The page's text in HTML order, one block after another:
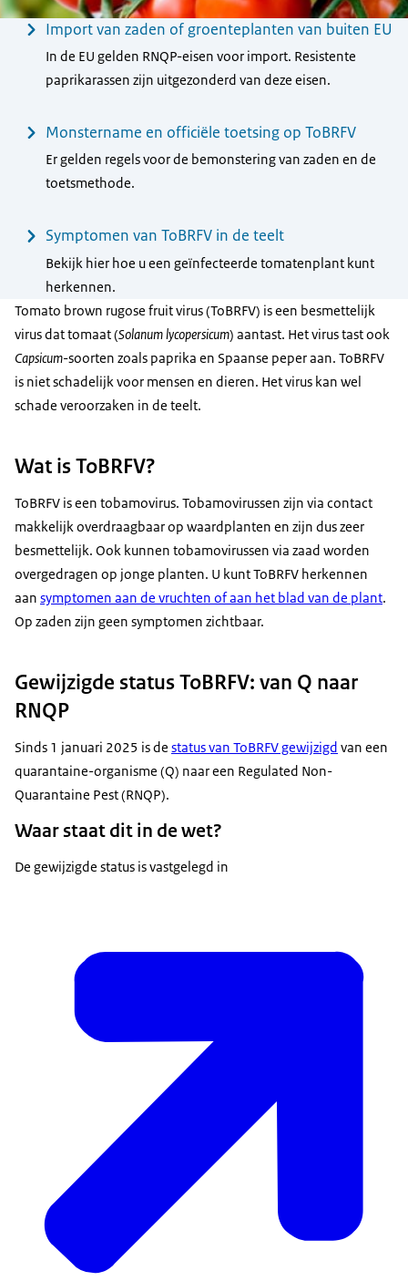
MenuImport van zaden of groenteplanten van buiten EU
In de EU gelden RNQP-eisen voor import. Resistente
paprikarassen zijn uitgezonderd van deze eisen.
Monstername en officiële toetsing op ToBRFV
Er gelden regels voor de bemonstering van zaden en de
toetsmethode.
Symptomen van ToBRFV in de teelt
Bekijk hier hoe u een geïnfecteerde tomatenplant kunt
herkennen.
Tomato brown rugose fruit virus (ToBRFV) is een besmettelijk
virus dat tomaat (Solanumlycopersicum) aantast. Het virus tast ook
Capsicum-soorten zoals paprika en Spaanse peper aan. ToBRFV
is niet schadelijk voor mensen en dieren. Het virus kan wel
schade veroorzaken in de teelt.
Wat is ToBRFV?
ToBRFV is een tobamovirus. Tobamovirussen zijn via contact
makkelijk overdraagbaar op waardplanten en zijn dus zeer
besmettelijk. Ook kunnen tobamovirussen via zaad worden
overgedragen op jonge planten. U kunt ToBRFV herkennen
aan symptomen aan de vruchten of aan het blad van de plant.
Op zaden zijn geen symptomen zichtbaar.
Gewijzigde status ToBRFV: van Q naar
RNQP
Sinds 1 januari 2025 is de status van ToBRFV gewijzigd van een
quarantaine-organisme (Q) naar een Regulated Non-
Quarantaine Pest (RNQP).
Waar staat dit in de wet?
De gewijzigde status is vastgelegd in